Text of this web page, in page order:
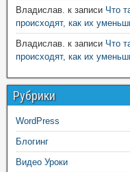
Владислав. к записи Что
происходят, как их
Владислав. к записи Что
происходят, как их
Рубрики
WordPress
Блогинг
Видео Уроки